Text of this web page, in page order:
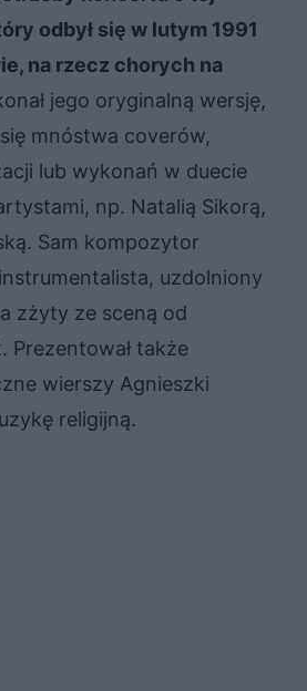
odbył się w lutym 1991
na rzecz chorych na
jego oryginalną wersję,
mnóstwa coverów,
lub wykonań w duecie
np. Natalią Sikorą,
Sam kompozytor
uzdolniony
zżyty ze sceną od
Prezentował także
wierszy Agnieszki
religijną.